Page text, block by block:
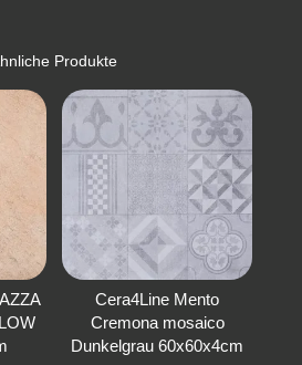
Produkte
Cera4Line Mento
Cremona mosaico
Dunkelgrau 60x60x4cm